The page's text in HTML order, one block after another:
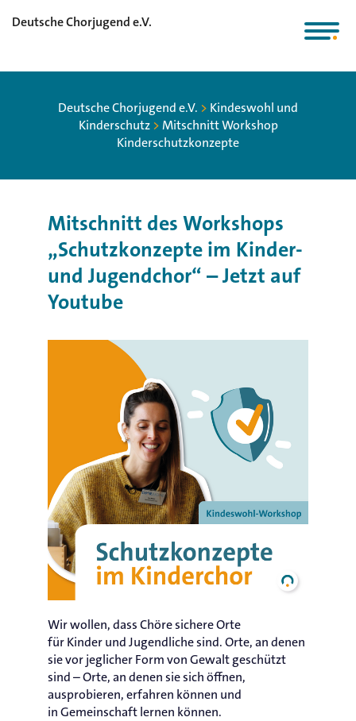
Deutsche Chorjugend e.V.
Deutsche Chorjugend e.V. > Kindeswohl und
Kinderschutz>Mitschnitt Workshop
Kinderschutzkonzepte
Mitschnitt des Workshops
„Schutzkonzepte im Kinder-
und Jugendchor“ – Jetzt auf
Youtube
Wir wollen, dass Chöre sichere Orte
für Kinder und Jugendliche sind. Orte, an denen
sie vor jeglicher Form von Gewalt geschützt
sind – Orte, an denen sie sich öffnen,
ausprobieren, erfahren können und
in Gemeinschaft lernen können.